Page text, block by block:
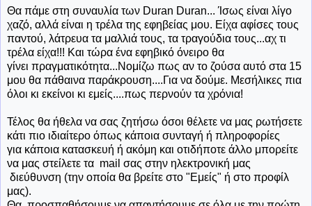
Θα πάμε στη συναυλία των Duran Duran... Ίσως είναι λίγο
χαζό, αλλά είναι η τρέλα της εφηβείας μου. Είχα αφίσες τους
παντού, λάτρευα τα μαλλιά τους, τα τραγούδια τους...αχ τι
τρέλα είχα!!! Και τώρα ένα εφηβικό όνειρο θα
γίνει πραγματικότητα...Νομίζω πως αν το ζούσα αυτό στα 15
μου θα πάθαινα παράκρουση....Για να δούμε. Μεσήλικες πια
όλοι κι εκείνοι κι εμείς....πως περνούν τα χρόνια!
Τέλος θα ήθελα να σας ζητήσω όσοι θέλετε να μας ρωτήσετε
κάτι πιο ιδιαίτερο όπως κάποια συνταγή ή πληροφορίες
για κάποια κατασκευή ή ακόμη και οτιδήποτε άλλο μπορείτε
να μας στείλετε τα mail σας στην ηλεκτρονική μας
διεύθυνση (την οποία θα βρείτε στο "Εμείς" ή στο προφίλ
μας).